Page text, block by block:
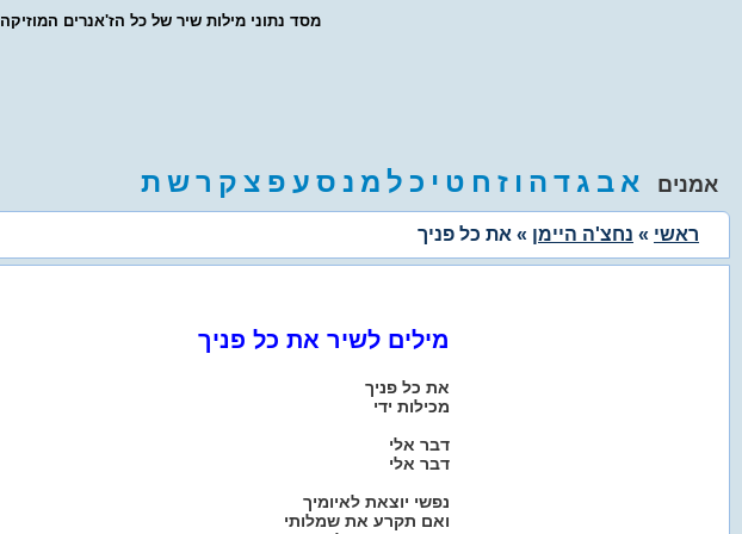
- מסד נתוני מילות שיר של כל הז'אנרים המוזיקה
אמנים א ב ג ד ה ו ז ח ט י כ ל מ נ ס ע פ צ ק רש ת
ראשי » נחצ'ה היימן » את כל פניך
מילים לשיר את כל פניך
את כל פניך
מכילות ידי
דבר אלי
דבר אלי
נפשי יוצאת לאיומיך
ואם תקרע את שמלותי